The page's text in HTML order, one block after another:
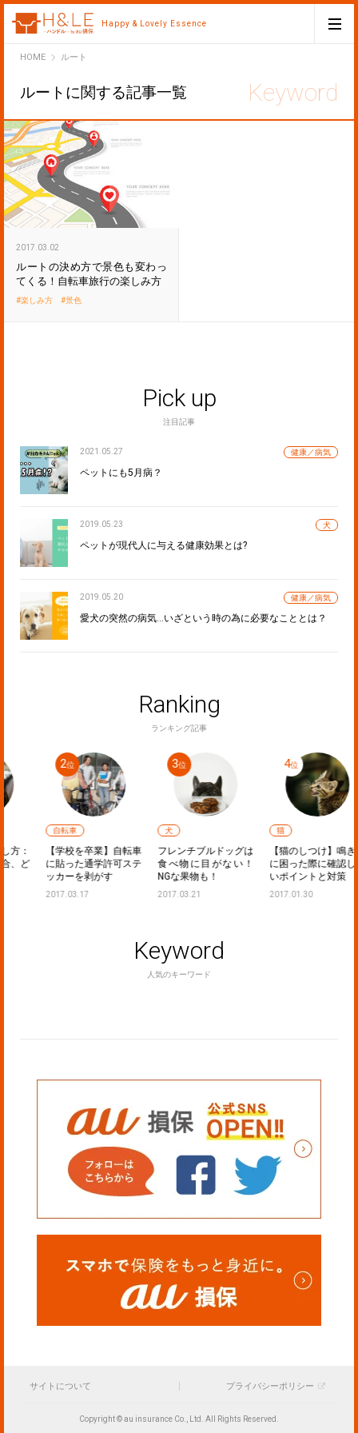
Happy & Lovely Essence
HOMEH&LEルート
ルートに関する記事一覧
2017.03.02
ルートの決め方で景色も変わっ
てくる！自転車旅行の楽しみ方
楽しみ方 景色
Pick up
注目記事
2021.05.27 健康／病気
ペットにも5月病？
2019.05.23 犬
ペットが現代人に与える健康効果とは?
2019.05.20 健康／病気
愛犬の突然の病気…いざという時の為に必要なこととは？
Ranking
ランキング記事
自転車
【学校を卒業】自転車
に貼った通学許可ステ
ッカーを剥がす
2017.03.17
フレンチブルドッグは
食べ物に目がない！
NGな果物も！
2017.03.21
【猫のしつけ】鳴き声
に困った際に確認した
いポイントと対策
2017.01.30
Keyword
人気のキーワード
サイトについて プライバシーポリシー
Copyright © au insurance Co., Ltd. All Rights Reserved.